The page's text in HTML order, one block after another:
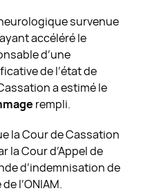
survenue
accéléré le
d’une
de l’état de
a estimé le
rempli.
la Cour de Cassation
la Cour d’Appel de
d’indemnisation de
l’ONIAM.